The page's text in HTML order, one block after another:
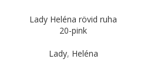
Lady Heléna rövid ruha
20-pink
Lady, Heléna